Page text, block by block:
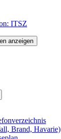
ITSZ
anzeigen
Brand, Havarie)